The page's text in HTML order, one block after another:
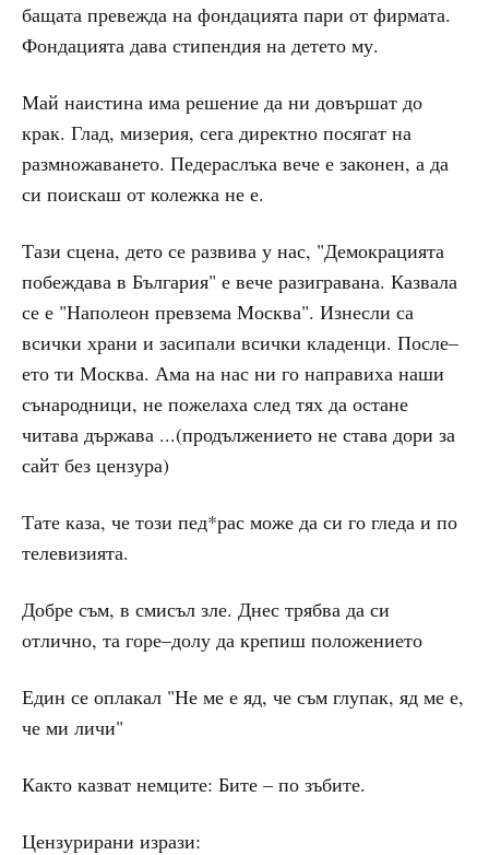
бащата превежда на фондацията пари от фирмата.
Фондацията дава стипендия на детето му.
Май наистина има решение да ни довършат до
крак. Глад, мизерия, сега директно посягат на
размножаването. Педераслъка вече е законен, а да
си поискаш от колежка не е.
Тази сцена, дето се развива у нас, "Демокрацията
побеждава в България" е вече разигравана. Казвала
се е "Наполеон превзема Москва". Изнесли са
всички храни и засипали всички кладенци. После–
ето ти Москва. Ама на нас ни го направиха наши
сънародници, не пожелаха след тях да остане
читава държава ...(продължението не става дори за
сайт без цензура)
Тате каза, че този пед*рас може да си го гледа и по
телевизията.
Добре съм, в смисъл зле. Днес трябва да си
отлично, та горе–долу да крепиш положението
Един се оплакал "Не ме е яд, че съм глупак, яд ме е,
че ми личи"
Както казват немците: Бите – по зъбите.
Цензурирани изрази: